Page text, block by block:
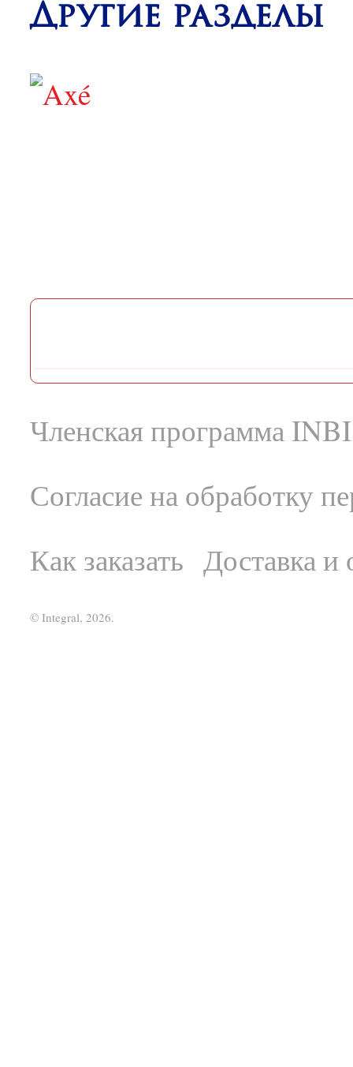
Другие разделы
Членская программа INBI
Согласие на обработку
Как заказать Доставка и
© Integral, 2026.